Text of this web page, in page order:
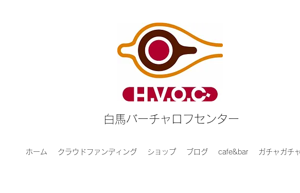
白馬バーチャロフセンター
ホーム クラウドファンディング ショップ ブログ cafe&bar ガチャガチ